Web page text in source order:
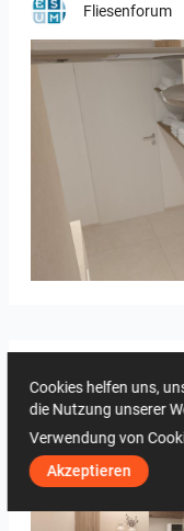
Fliesenforum
Bild_2
Creative Lab
Cookies helfen uns,
die Nutzung unserer
Verwendung von
Akzeptieren